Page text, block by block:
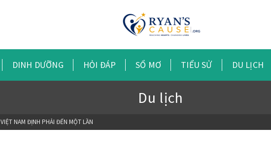
DINH DƯỠNG HỎI ĐÁP SỔ MƠ TIỂU SỬ DU LỊCH
Du lịch
NAM ĐỊNH PHẢI ĐẾN MỘT LẦN